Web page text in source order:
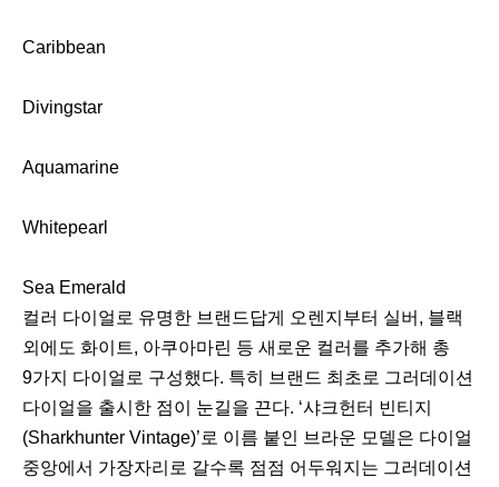
Caribbean
Divingstar
Aquamarine
Whitepearl
Sea Emerald
컬러 다이얼로 유명한 브랜드답게 오렌지부터 실버, 블랙
외에도 화이트, 아쿠아마린 등 새로운 컬러를 추가해 총
9가지 다이얼로 구성했다. 특히 브랜드 최초로 그러데이션
다이얼을 출시한 점이 눈길을 끈다. ‘샤크헌터 빈티지
(Sharkhunter Vintage)’로 이름 붙인 브라운 모델은 다이얼
중앙에서 가장자리로 갈수록 점점 어두워지는 그러데이션